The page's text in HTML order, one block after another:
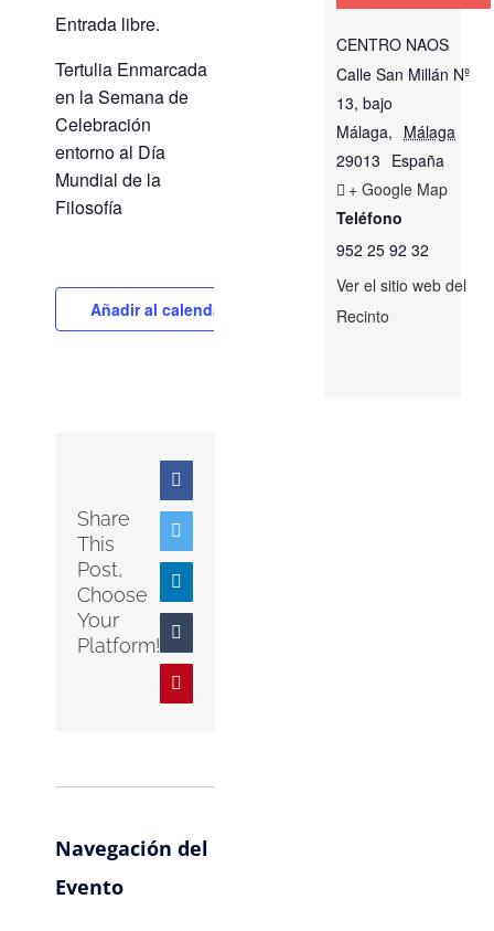
Entrada libre.
Tertulia Enmarcada
en la Semana de
Celebración
entorno al Día
Mundial de la
Filosofía
Añadir al calendario
Share
This
Post,
Choose
Your
Platform!
Navegación del
Evento
CENTRO NAOS
Calle San Millán Nº
13, bajo
Málaga, Málaga
29013 España
+ Google Map
Teléfono
952 25 92 32
Ver el sitio web del
Recinto